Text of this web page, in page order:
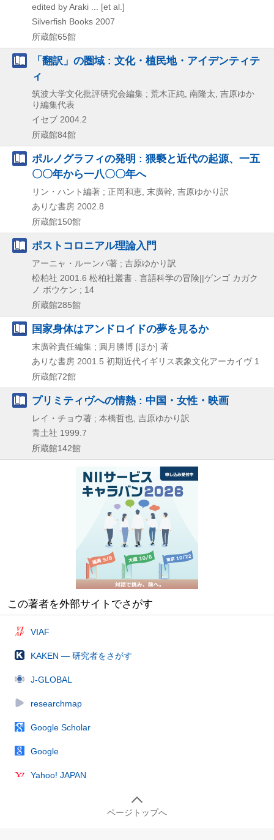
edited by Araki ... [et al.]
Silverfish Books 2007
所蔵館65館
「翻訳」の圏域 : 文化・植民地・アイデンティテ
ィ
筑波大学文化批評研究会編集 ; 荒木正純, 南隆太, 吉原ゆか
り編集代表
イセブ 2004.2
所蔵館84館
ポルノグラフィの発明 : 猥褻と近代の起源、一五
〇〇年から一八〇〇年へ
リン・ハント編著 ; 正岡和恵, 末廣幹, 吉原ゆかり訳
ありな書房 2002.8
所蔵館150館
ポストコロニアル理論入門
アーニャ・ルーンバ著 ; 吉原ゆかり訳
松柏社 2001.6 松柏社叢書 . 言語科学の冒険||ゲンゴ カガク
ノ ボウケン ; 14
所蔵館285館
国家身体はアンドロイドの夢を見るか
末廣幹責任編集 ; 圓月勝博 [ほか] 著
ありな書房 2001.5 初期近代イギリス表象文化アーカイヴ 1
所蔵館72館
プリミティヴへの情熱 : 中国・女性・映画
レイ・チョウ著 ; 本橋哲也, 吉原ゆかり訳
青土社 1999.7
所蔵館142館
この著者を外部サイトでさがす
VIAF
KAKEN — 研究者をさがす
J-GLOBAL
researchmap
Google Scholar
Google
Yahoo! JAPAN
ページトップへ